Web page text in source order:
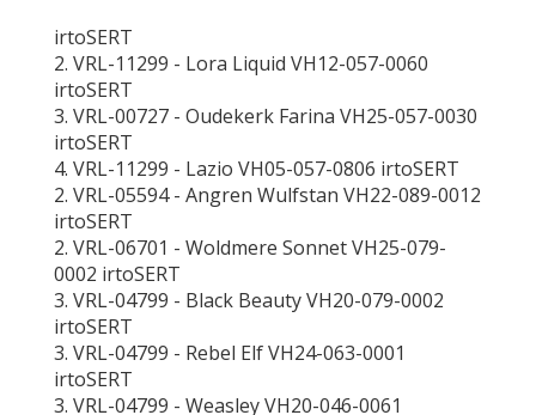
irtoSERT
2. VRL-11299 - Lora Liquid VH12-057-0060
irtoSERT
3. VRL-00727 - Oudekerk Farina VH25-057-0030
irtoSERT
4. VRL-11299 - Lazio VH05-057-0806 irtoSERT
2. VRL-05594 - Angren Wulfstan VH22-089-0012
irtoSERT
2. VRL-06701 - Woldmere Sonnet VH25-079-
0002 irtoSERT
3. VRL-04799 - Black Beauty VH20-079-0002
irtoSERT
3. VRL-04799 - Rebel Elf VH24-063-0001
irtoSERT
3. VRL-04799 - Weasley VH20-046-0061